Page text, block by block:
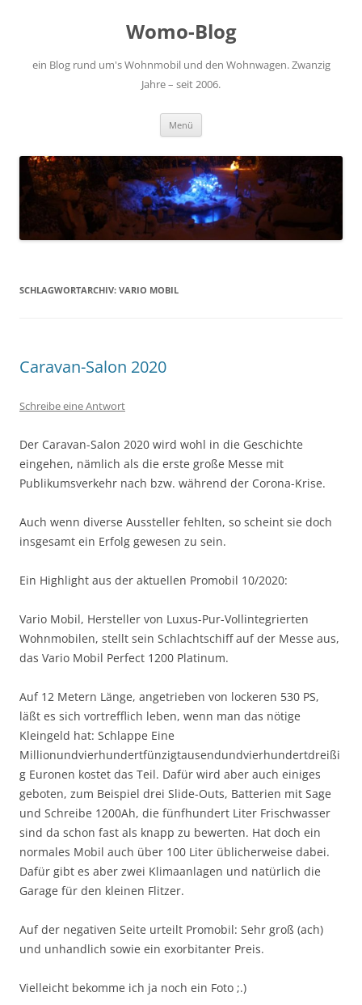
Womo-Blog
ein Blog rund um's Wohnmobil und den Wohnwagen. Zwanzig
Jahre – seit 2006.
Menü
SCHLAGWORTARCHIV: VARIO MOBIL
Caravan-Salon 2020
Schreibe eine Antwort
Der Caravan-Salon 2020 wird wohl in die Geschichte
eingehen, nämlich als die erste große Messe mit
Publikumsverkehr nach bzw. während der Corona-Krise.
Auch wenn diverse Aussteller fehlten, so scheint sie doch
insgesamt ein Erfolg gewesen zu sein.
Ein Highlight aus der aktuellen Promobil 10/2020:
Vario Mobil, Hersteller von Luxus-Pur-Vollintegrierten
Wohnmobilen, stellt sein Schlachtschiff auf der Messe aus,
das Vario Mobil Perfect 1200 Platinum.
Auf 12 Metern Länge, angetrieben von lockeren 530 PS,
läßt es sich vortrefflich leben, wenn man das nötige
Kleingeld hat: Schlappe Eine
Millionundvierhundertfünzigtausendundvierhundertdreißi
g Euronen kostet das Teil. Dafür wird aber auch einiges
geboten, zum Beispiel drei Slide-Outs, Batterien mit Sage
und Schreibe 1200Ah, die fünfhundert Liter Frischwasser
sind da schon fast als knapp zu bewerten. Hat doch ein
normales Mobil auch über 100 Liter üblicherweise dabei.
Dafür gibt es aber zwei Klimaanlagen und natürlich die
Garage für den kleinen Flitzer.
Auf der negativen Seite urteilt Promobil: Sehr groß (ach)
und unhandlich sowie ein exorbitanter Preis.
Vielleicht bekomme ich ja noch ein Foto ;.)